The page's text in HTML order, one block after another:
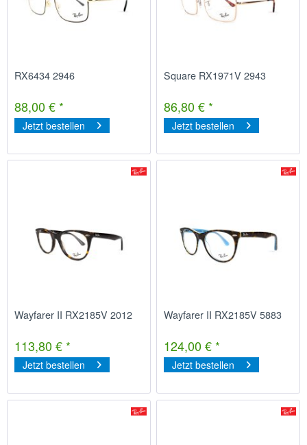
RX6434 2946
88,00 € *
Jetzt bestellen
Square RX1971V 2943
86,80 € *
Jetzt bestellen
Wayfarer II RX2185V 2012
113,80 € *
Jetzt bestellen
Wayfarer II RX2185V 5883
124,00 € *
Jetzt bestellen